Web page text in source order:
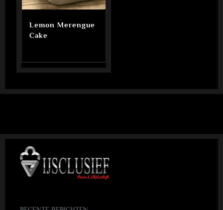
Lemon Merengue
Cake